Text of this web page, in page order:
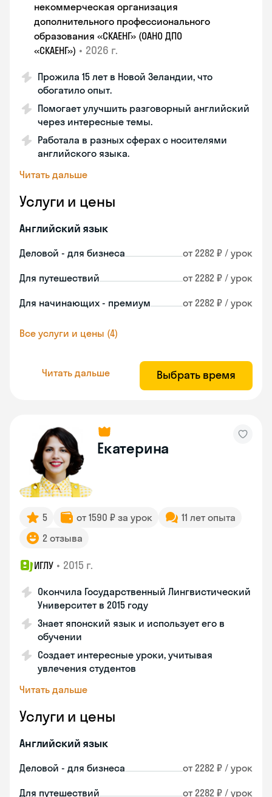
некоммерческая организация
дополнительного профессионального
образования «СКАЕНГ» (ОАНО ДПО
«СКАЕНГ») • 2026 г.
Прожила 15 лет в Новой Зеландии, что
обогатило опыт.
Помогает улучшить разговорный английский
через интересные темы.
Работала в разных сферах с носителями
английского языка.
Читать дальше
Услуги и цены
Английский язык
Деловой - для бизнеса от 2282 ₽ / урок
Для путешествий от 2282 ₽ / урок
Для начинающих - премиум от 2282 ₽ / урок
Все услуги и цены (4)
Читать дальше Выбрать время
Екатерина
5 от 1590 ₽ за урок
11 лет опыта
2 отзыва
ИГЛУ • 2015 г.
Окончила Государственный Лингвистический
Университет в 2015 году
Знает японский язык и использует его в
обучении
Создает интересные уроки, учитывая
увлечения студентов
Читать дальше
Услуги и цены
Английский язык
Деловой - для бизнеса от 2282 ₽ / урок
Для путешествий от 2282 ₽ / урок